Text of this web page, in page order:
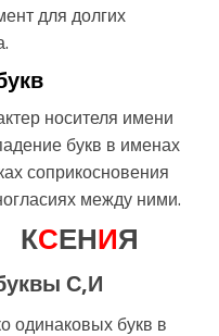
для долгих
носителя имени
букв в именах
соприкосновения
между ними.
КСЕНИЯ
С,И
одинаковых букв в